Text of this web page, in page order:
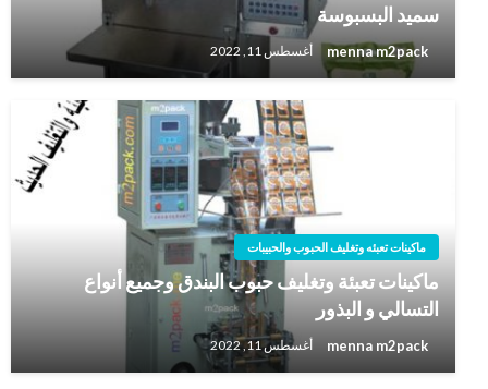
سميد البسبوسة
menna m2pack أغسطس 11, 2022
ماكينات تعبئه وتغليف الحبوب والحبيبات
ماكينات تعبئة وتغليف حبوب البندق وجميع أنواع
التسالي و البذور
menna m2pack أغسطس 11, 2022